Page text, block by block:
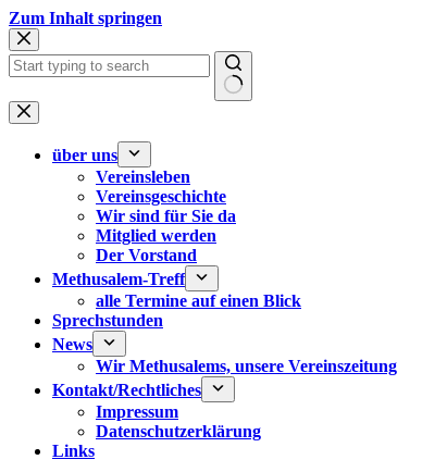
Zum Inhalt springen
springen
Keine
Ergebnisse
über uns
Vereinsleben
Vereinsgeschichte
Wir sind für Sie da
Mitglied werden
Der Vorstand
Methusalem-Treff
alle Termine auf einen Blick
Sprechstunden
News
Wir Methusalems, unsere Vereinszeitung
Kontakt/Rechtliches
Impressum
Datenschutzerklärung
Links